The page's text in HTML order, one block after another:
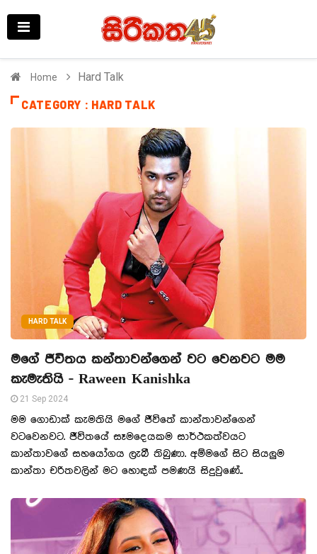
Home Hard Talk
CATEGORY : HARD TALK
HARD TALK
මගේ ජීවිතය කන්තාවන්ගෙන් වට වෙනවට මම
කැමැතියි - Raween Kanishka
21 Sep 2024
මම ගොඩාක් කැමතියි මගේ ජීවිතේ කාන්තාවන්ගෙන්
වටවෙනවට. ජීවිතයේ සෑමදෙයකම සාර්ථකත්වයට
කාන්තාවගේ සහයෝගය ලැබී තිබුණා. අම්මගේ සිට සියලුම
කාන්තා චරිතවලින් මට හොඳක් පමණයි සිදුවුණේ..